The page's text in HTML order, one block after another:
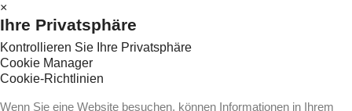
×
Ihre Privatsphäre
Kontrollieren Sie Ihre Privatsphäre
Cookie Manager
Cookie-Richtlinien
Wenn Sie eine Website besuchen, können Informationen in Ihrem